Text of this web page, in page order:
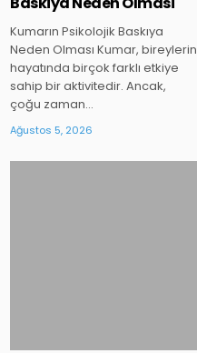
Kumarın Psikolojik Baskıya
Neden Olması Kumar, bireylerin
hayatında birçok farklı etkiye
sahip bir aktivitedir. Ancak,
çoğu zaman…
Ağustos 5, 2026